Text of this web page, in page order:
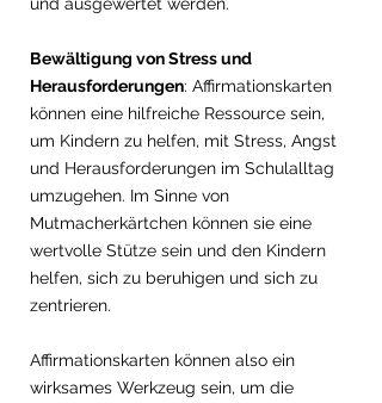
Bewältigung von Stress und
Herausforderungen: Affirmationskarten
können eine hilfreiche Ressource sein,
um Kindern zu helfen, mit Stress, Angst
und Herausforderungen im Schulalltag
umzugehen. Im Sinne von
Mutmacherkärtchen können sie eine
wertvolle Stütze sein und den Kindern
helfen, sich zu beruhigen und sich zu
zentrieren.
Affirmationskarten können also ein
wirksames Werkzeug sein, um die